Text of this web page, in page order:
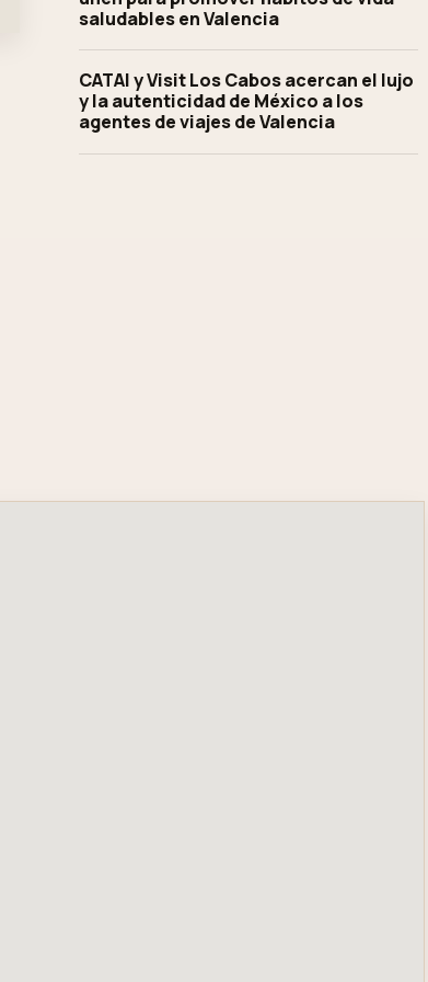
saludables en Valencia
CATAI y Visit Los Cabos acercan el lujo
y la autenticidad de México a los
agentes de viajes de Valencia